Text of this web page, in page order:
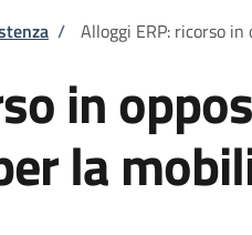
/ Alloggi ERP: ricorso
in
la